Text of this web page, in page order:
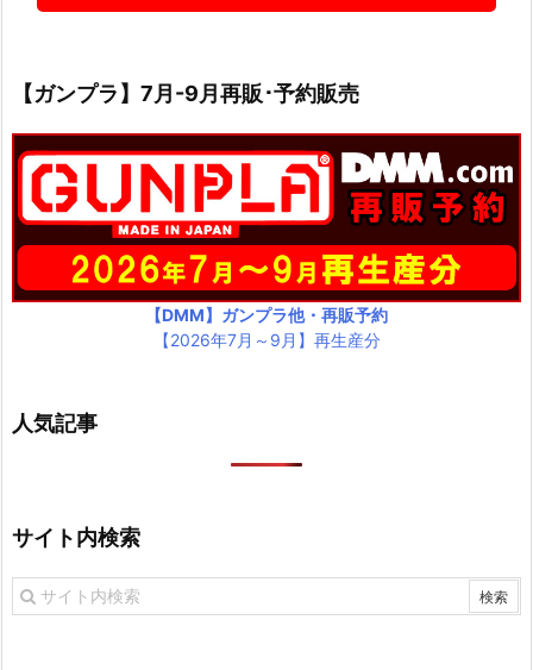
【ガンプラ】7月-9月再販･予約販売
【DMM】ガンプラ他・再販予約
【2026年7月～9月】再生産分
人気記事
サイト内検索